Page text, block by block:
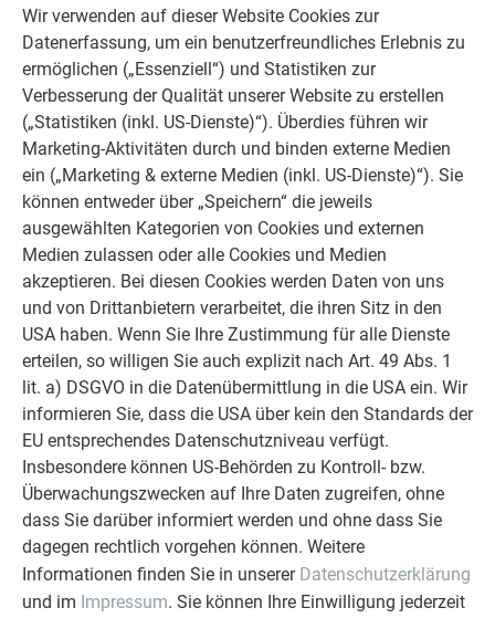
Wir verwenden auf dieser Website Cookies zur
Datenerfassung, um ein benutzerfreundliches Erlebnis zu
ermöglichen („Essenziell“) und Statistiken zur
Verbesserung der Qualität unserer Website zu erstellen
(„Statistiken (inkl. US-Dienste)“). Überdies führen wir
Marketing-Aktivitäten durch und binden externe Medien
ein („Marketing & externe Medien (inkl. US-Dienste)“). Sie
können entweder über „Speichern“ die jeweils
ausgewählten Kategorien von Cookies und externen
Medien zulassen oder alle Cookies und Medien
akzeptieren. Bei diesen Cookies werden Daten von uns
und von Drittanbietern verarbeitet, die ihren Sitz in den
USA haben. Wenn Sie Ihre Zustimmung für alle Dienste
erteilen, so willigen Sie auch explizit nach Art. 49 Abs. 1
lit. a) DSGVO in die Datenübermittlung in die USA ein. Wir
informieren Sie, dass die USA über kein den Standards der
EU entsprechendes Datenschutzniveau verfügt.
Insbesondere können US-Behörden zu Kontroll- bzw.
Überwachungszwecken auf Ihre Daten zugreifen, ohne
dass Sie darüber informiert werden und ohne dass Sie
dagegen rechtlich vorgehen können. Weitere
Informationen finden Sie in unserer Datenschutzerklärung
und im Impressum. Sie können Ihre Einwilligung jederzeit
zahlreiche Benefits überzeugen kann.
ARBEITEN BEI PREFA
Jobangebote bei PREFA
Hier finden Sie die aktuellen Stellenangebote bei PREFA.
Außerdem finden Sie hier Informationen zum Ablauf des
Bewerbungsprozesses sowie Tipps für Ihre Bewerbung.
AUF JOBANGEBOT BEWERBEN